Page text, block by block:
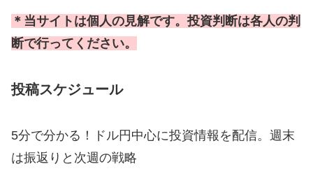
＊当サイトは個人の見解です。投資判断は各人の判
断で行ってください。
投稿スケジュール
5分で分かる！ドル円中心に投資情報を配信。週末
は振返りと次週の戦略